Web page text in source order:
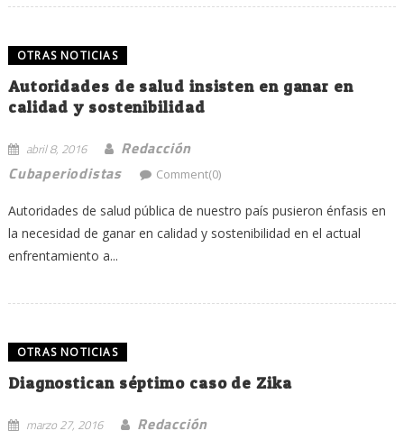
OTRAS NOTICIAS
Autoridades de salud insisten en ganar en
calidad y sostenibilidad
abril 8, 2016
Redacción
Cubaperiodistas
Comment(0)
Autoridades de salud pública de nuestro país pusieron énfasis en
la necesidad de ganar en calidad y sostenibilidad en el actual
enfrentamiento a...
OTRAS NOTICIAS
Diagnostican séptimo caso de Zika
marzo 27, 2016
Redacción